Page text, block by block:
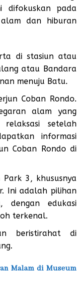
difokuskan pada
dan hiburan
di stasiun atau
atau Bandara
menuju Batu.
Coban Rondo.
alam yang
setelah
informasi
Coban Rondo di
3, khususnya
Ini adalah pilihan
dengan edukasi
terkenal.
beristirahat di
Malam di Museum